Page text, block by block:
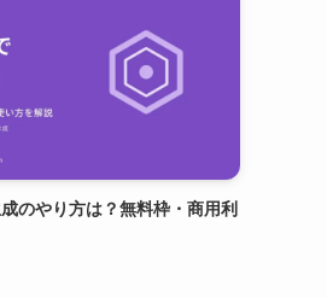
のやり方は？無料枠・商用利